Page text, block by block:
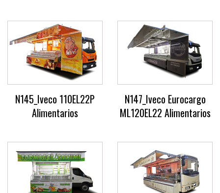
N145_Iveco 110EL22P
Alimentarios
N147_Iveco Eurocargo
ML120EL22 Alimentarios